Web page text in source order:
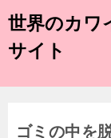
世界のカワ
サイト
ゴミの中を